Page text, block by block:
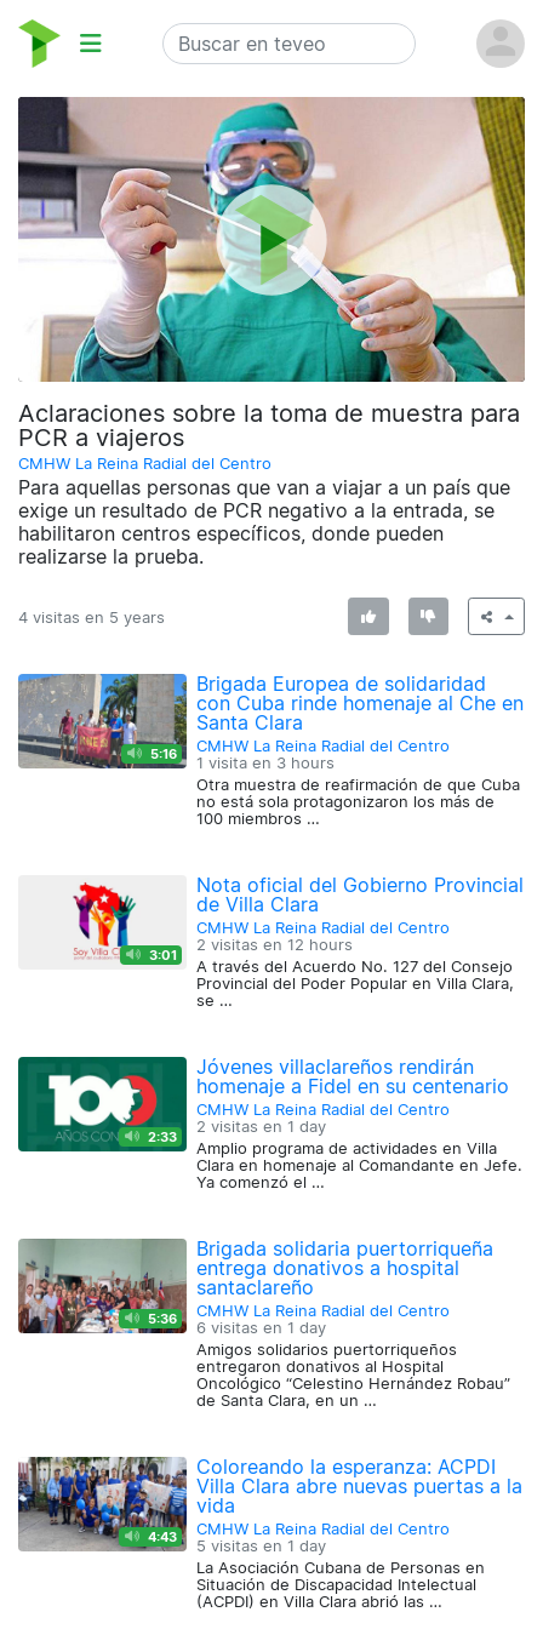
Aclaraciones sobre la toma de muestra para
PCR a viajeros
CMHW La Reina Radial del Centro
Para aquellas personas que van a viajar a un país que
exige un resultado de PCR negativo a la entrada, se
habilitaron centros específicos, donde pueden
realizarse la prueba.
4 visitas en 5 years
5:16
Brigada Europea de solidaridad
con Cuba rinde homenaje al Che en
Santa Clara
CMHW La Reina Radial del Centro
1 visita en 3 hours
Otra muestra de reafirmación de que Cuba
no está sola protagonizaron los más de
100 miembros …
3:01
Nota oficial del Gobierno Provincial
de Villa Clara
CMHW La Reina Radial del Centro
2 visitas en 12 hours
A través del Acuerdo No. 127 del Consejo
Provincial del Poder Popular en Villa Clara,
se …
2:33
Jóvenes villaclareños rendirán
homenaje a Fidel en su centenario
CMHW La Reina Radial del Centro
2 visitas en 1 day
Amplio programa de actividades en Villa
Clara en homenaje al Comandante en Jefe.
Ya comenzó el …
5:36
Brigada solidaria puertorriqueña
entrega donativos a hospital
santaclareño
CMHW La Reina Radial del Centro
6 visitas en 1 day
Amigos solidarios puertorriqueños
entregaron donativos al Hospital
Oncológico “Celestino Hernández Robau”
de Santa Clara, en un …
4:43
Coloreando la esperanza: ACPDI
Villa Clara abre nuevas puertas a la
vida
CMHW La Reina Radial del Centro
5 visitas en 1 day
La Asociación Cubana de Personas en
Situación de Discapacidad Intelectual
(ACPDI) en Villa Clara abrió las …